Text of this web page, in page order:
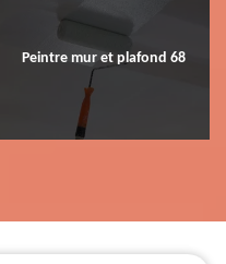
Peintre mur et plafond 68